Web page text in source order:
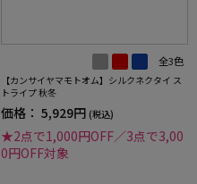
全3色
【カンサイヤマモトオム】シルクネクタイ ス
トライプ 秋冬
価格： 5,929円 (税込)
★2点で1,000円OFF／3点で3,00
0円OFF対象